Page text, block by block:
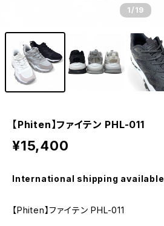
1/19
【Phiten】ファイテン PHL-011
¥15,400
International shipping available
【Phiten】ファイテン PHL-011